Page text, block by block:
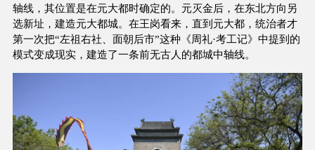
轴线，其位置是在元大都时确定的。元灭金后，在东北方向另
选新址，建造元大都城。在王岗看来，直到元大都，统治者才
第一次把“左祖右社、面朝后市”这种《周礼·考工记》中提到的
模式变成现实，建造了一条前无古人的都城中轴线。